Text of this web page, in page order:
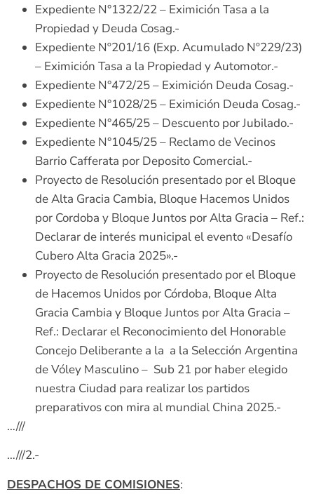
Expediente N°1322/22 – Eximición Tasa a la
Propiedad y Deuda Cosag.-
Expediente Nº201/16 (Exp. Acumulado Nº229/23)
– Eximición Tasa a la Propiedad y Automotor.-
Expediente N°472/25 – Eximición Deuda Cosag.-
Expediente N°1028/25 – Eximición Deuda Cosag.-
Expediente N°465/25 – Descuento por Jubilado.-
Expediente N°1045/25 – Reclamo de Vecinos
Barrio Cafferata por Deposito Comercial.-
Proyecto de Resolución presentado por el Bloque
de Alta Gracia Cambia, Bloque Hacemos Unidos
por Cordoba y Bloque Juntos por Alta Gracia – Ref.:
Declarar de interés municipal el evento «Desafío
Cubero Alta Gracia 2025».-
Proyecto de Resolución presentado por el Bloque
de Hacemos Unidos por Córdoba, Bloque Alta
Gracia Cambia y Bloque Juntos por Alta Gracia –
Ref.: Declarar el Reconocimiento del Honorable
Concejo Deliberante a la a la Selección Argentina
de Vóley Masculino – Sub 21 por haber elegido
nuestra Ciudad para realizar los partidos
preparativos con mira al mundial China 2025.-
…///
…///2.-
DESPACHOS DE COMISIONES: